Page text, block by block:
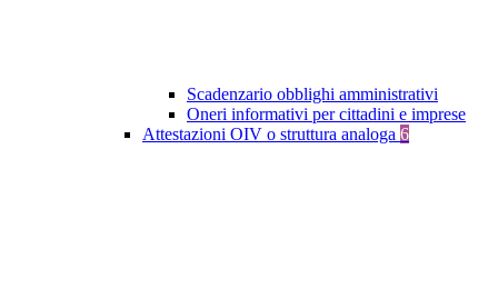
Scadenzario obblighi amministrativi
Oneri informativi per cittadini e imprese
Attestazioni OIV o struttura analoga 6